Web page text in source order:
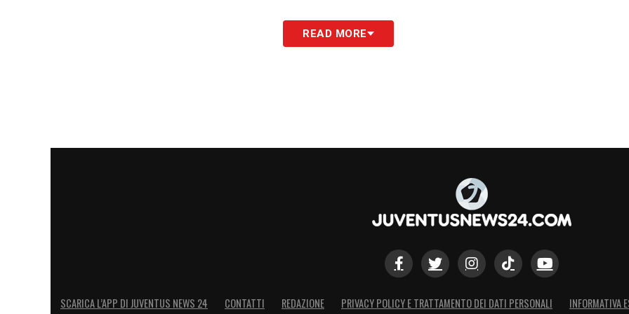
LA PLAYLIST DELLE NOSTRE TOP NEWSREAD MORE
SCARICA L’APP DI JUVENTUS NEWS 24 CONTATTI REDAZIONE PRIVACY POLICY E TRATTAMENTO DEI DATI PERSONALI INFORMATIVA